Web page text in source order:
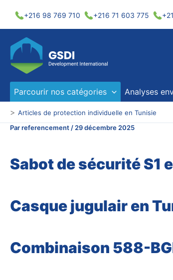
contenu
+216 98 769 710 +216 71 603 775
Parcourir nos catégories Analyses
> Articles de protection individuelle en Tunisie
Parreferencement / 29 décembre 2025
Sabot de sécurité S1
Casque jugulair en
Combinaison 588-